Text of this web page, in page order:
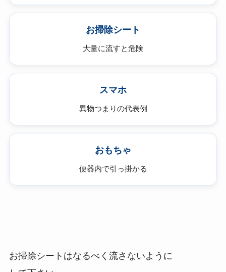
お掃除シート
大量に流すと危険
スマホ
異物つまりの代表例
おもちゃ
便器内で引っ掛かる
お掃除シートはなるべく流さないように